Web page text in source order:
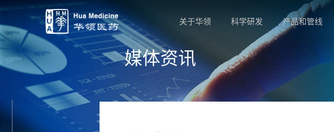
关于华领 科学研发 产品和管线
媒体资讯